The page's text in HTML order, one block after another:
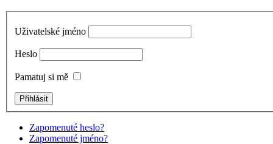
Uživatelské jméno
Heslo
Pamatuj si mě
Zapomenuté heslo?
Zapomenuté jméno?